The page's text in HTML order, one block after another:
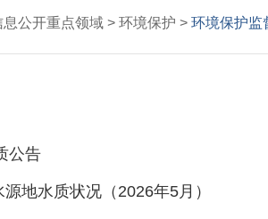
息公开重点领域 >环境保护 >环境保护监
公告
地水质状况（2026年5月）